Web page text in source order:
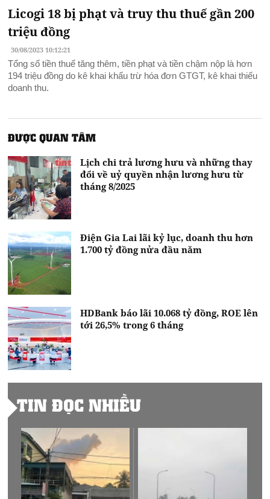
Licogi 18 bị phạt và truy thu thuế gần 200
triệu đồng
30/08/2023 10:12:21
Tổng số tiền thuế tăng thêm, tiền phạt và tiền chậm nộp là hơn
194 triệu đồng do kê khai khấu trừ hóa đơn GTGT, kê khai thiếu
doanh thu.
ĐƯỢC QUAN TÂM
Lịch chi trả lương hưu và những thay
đổi về uỷ quyền nhận lương hưu từ
tháng 8/2025
Điện Gia Lai lãi kỷ lục, doanh thu hơn
1.700 tỷ đồng nửa đầu năm
HDBank báo lãi 10.068 tỷ đồng, ROE lên
tới 26,5% trong 6 tháng
TIN ĐỌC NHIỀU